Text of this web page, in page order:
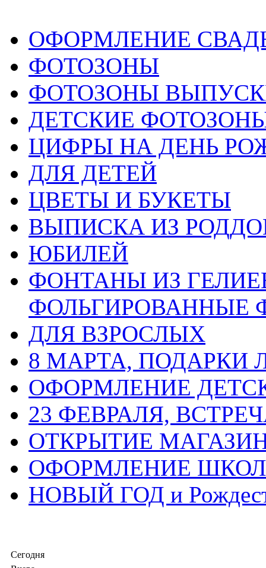
ОФОРМЛЕНИЕ
ФОТОЗОНЫ
ФОТОЗОНЫ
ДЕТСКИЕ
ЦИФРЫ НА ДЕНЬ
ДЛЯ ДЕТЕЙ
ЦВЕТЫ И БУКЕТЫ
ВЫПИСКА ИЗ
ЮБИЛЕЙ
ФОНТАНЫ ИЗ
ФОЛЬГИРОВАННЫЕ
ДЛЯ ВЗРОСЛЫХ
8 МАРТА,
ОФОРМЛЕНИЕ
23 ФЕВРАЛЯ,
ОТКРЫТИЕ
ОФОРМЛЕНИЕ
НОВЫЙ ГОД и
Сегодня